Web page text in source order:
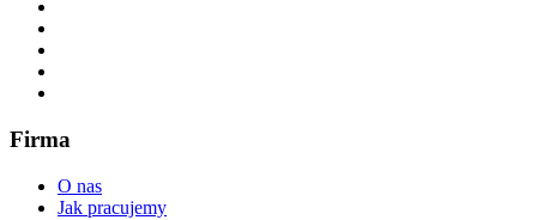
Firma
O nas
Jak pracujemy